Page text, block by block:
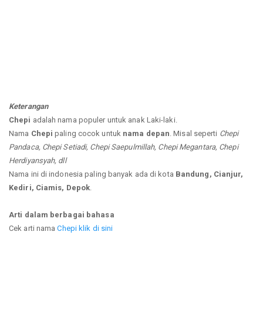
Keterangan
Chepi adalah nama populer untuk anak Laki-laki.
Nama Chepi paling cocok untuk nama depan . Misal seperti Chepi
Pandaca, Chepi Setiadi, Chepi Saepulmillah, Chepi Megantara, Chepi
Herdiyansyah, dll
Nama ini di indonesia paling banyak ada di kota Bandung, Cianjur,
Kediri, Ciamis, Depok
Arti dalam berbagai bahasa
Cek arti namaChepi klik di sini